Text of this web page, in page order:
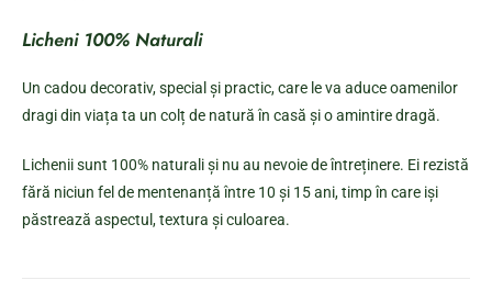
Licheni 100% Naturali
Un cadou decorativ, special și practic, care le va aduce oamenilor
dragi din viața ta un colț de natură în casă și o amintire dragă.
Lichenii sunt 100% naturali și nu au nevoie de întreținere. Ei rezistă
fără niciun fel de mentenanță între 10 și 15 ani, timp în care iși
păstrează aspectul, textura și culoarea.